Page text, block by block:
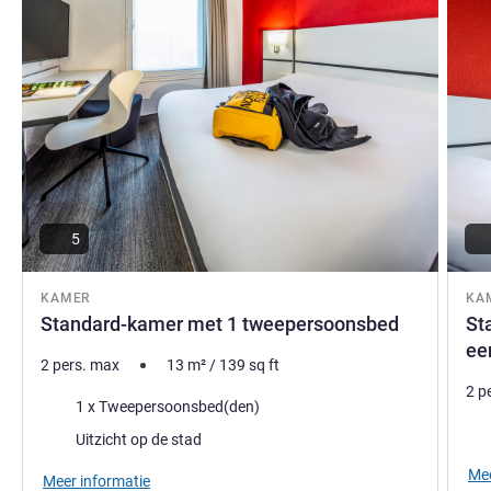
KAMER
Standard-kamer met 1 tweepersoonsbed
5
2 pers. max 13 m²/ 139 sq ft
Beddengoed
1 x Tweepersoonsbed(den)
Uitzicht:Uitzicht op de stad
Meer informatie
2